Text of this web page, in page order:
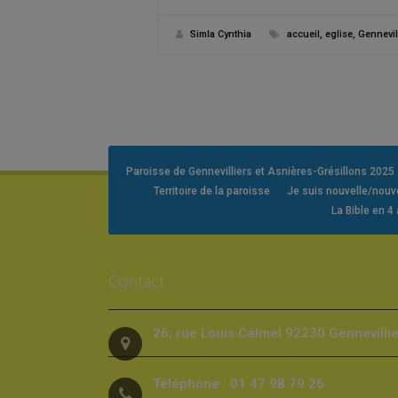
Simla Cynthia accueil, eglise,
Paroisse de Gennevilliers et Asnières-Grésillons 2025
Territoire de la paroisse
Je suis nouvelle/
La Bible en 4
Contact
26, rue Louis Calmel 92230
Téléphone : 01 47 98 79 26